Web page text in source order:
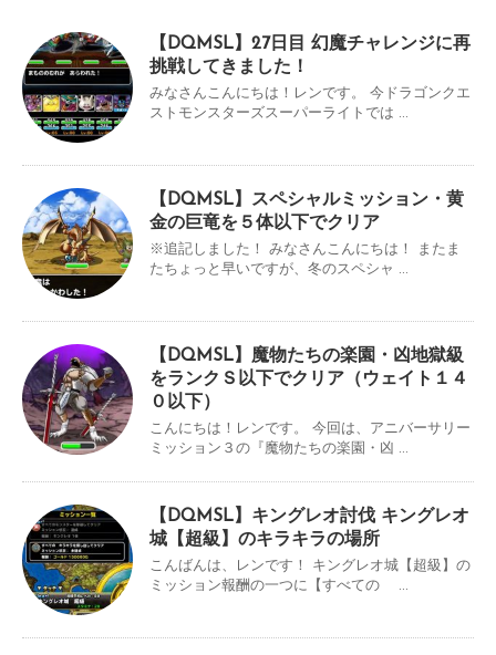
【DQMSL】27日目 幻魔チャレンジに再
挑戦してきました！
みなさんこんにちは！レンです。 今ドラゴンクエ
ストモンスターズスーパーライトでは ...
【DQMSL】スペシャルミッション・黄
金の巨竜を５体以下でクリア
※追記しました！ みなさんこんにちは！ またま
たちょっと早いですが、冬のスペシャ ...
【DQMSL】魔物たちの楽園・凶地獄級
をランクＳ以下でクリア（ウェイト１４
０以下）
こんにちは！レンです。 今回は、アニバーサリー
ミッション３の『魔物たちの楽園・凶 ...
【DQMSL】キングレオ討伐 キングレオ
城【超級】のキラキラの場所
こんばんは、レンです！ キングレオ城【超級】の
ミッション報酬の一つに【すべての ...